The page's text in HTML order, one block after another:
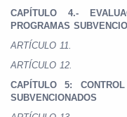
CAPÍTULO 4.-
PROGRAMAS
ARTÍCULO 11.
ARTÍCULO 12.
CAPÍTULO 5:
SUBVENCIONADOS